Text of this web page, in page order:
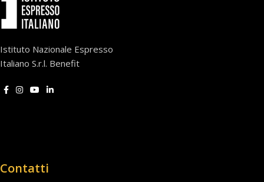
Istituto Nazionale Espresso
Italiano S.r.l. Benefit
Contatti